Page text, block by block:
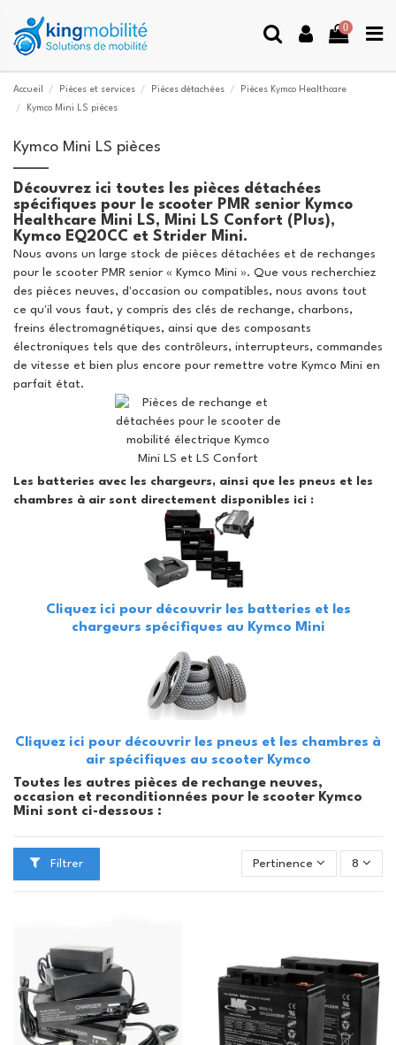
0
Accueil Pièces et services Pièces détachées
Pièces Kymco Healthcare
Kymco Mini LS pièces
Kymco Mini LS pièces
Découvrez ici toutes les pièces détachées
spécifiques pour le scooter PMR senior Kymco
Healthcare Mini LS, Mini LS Confort (Plus),
Kymco EQ20CC et Strider Mini.
Nous avons un large stock de pièces détachées et de rechanges
pour le scooter PMR senior « Kymco Mini ». Que vous recherchiez
des pièces neuves, d'occasion ou compatibles, nous avons tout
ce qu'il vous faut, y compris des clés de rechange, charbons,
freins électromagnétiques, ainsi que des composants
électroniques tels que des contrôleurs, interrupteurs, commandes
de vitesse et bien plus encore pour remettre votre Kymco Mini en
parfait état.
Les batteries avec les chargeurs, ainsi que les pneus et les
chambres à air sont directement disponibles ici :
Cliquez ici pour découvrir les batteries et les
chargeurs spécifiques au Kymco Mini
Cliquez ici pour découvrir les pneus et les chambres à
air spécifiques au scooter Kymco
Toutes les autres pièces de rechange neuves,
occasion et reconditionnées pour le scooter Kymco
Mini sont ci-dessous :
Filtrer Pertinence 8